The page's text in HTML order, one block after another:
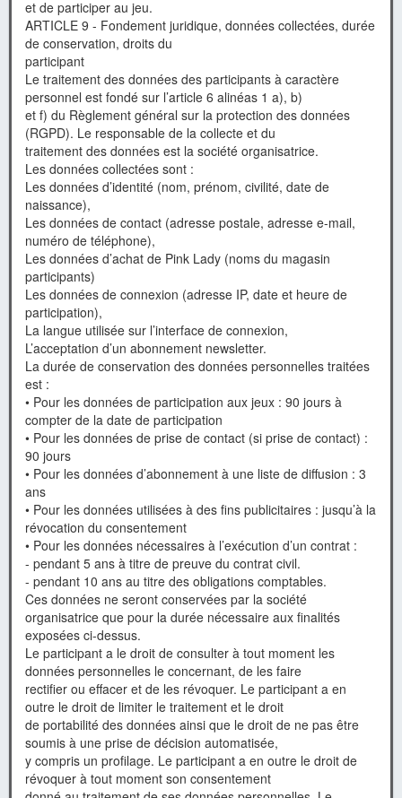
et de participer au jeu.
ARTICLE 9 - Fondement juridique, données collectées, durée
de conservation, droits du
participant
Le traitement des données des participants à caractère
personnel est fondé sur l’article 6 alinéas 1 a), b)
et f) du Règlement général sur la protection des données
(RGPD). Le responsable de la collecte et du
traitement des données est la société organisatrice.
Les données collectées sont :
Les données d’identité (nom, prénom, civilité, date de
naissance),
Les données de contact (adresse postale, adresse e-mail,
numéro de téléphone),
Les données d’achat de Pink Lady (noms du magasin
participants)
Les données de connexion (adresse IP, date et heure de
participation),
La langue utilisée sur l’interface de connexion,
L’acceptation d’un abonnement newsletter.
La durée de conservation des données personnelles traitées
est :
• Pour les données de participation aux jeux : 90 jours à
compter de la date de participation
• Pour les données de prise de contact (si prise de contact) :
90 jours
• Pour les données d’abonnement à une liste de diffusion : 3
ans
• Pour les données utilisées à des fins publicitaires : jusqu’à la
révocation du consentement
• Pour les données nécessaires à l’exécution d’un contrat :
- pendant 5 ans à titre de preuve du contrat civil.
- pendant 10 ans au titre des obligations comptables.
Ces données ne seront conservées par la société
organisatrice que pour la durée nécessaire aux finalités
exposées ci-dessus.
Le participant a le droit de consulter à tout moment les
données personnelles le concernant, de les faire
rectifier ou effacer et de les révoquer. Le participant a en
outre le droit de limiter le traitement et le droit
de portabilité des données ainsi que le droit de ne pas être
soumis à une prise de décision automatisée,
y compris un profilage. Le participant a en outre le droit de
révoquer à tout moment son consentement